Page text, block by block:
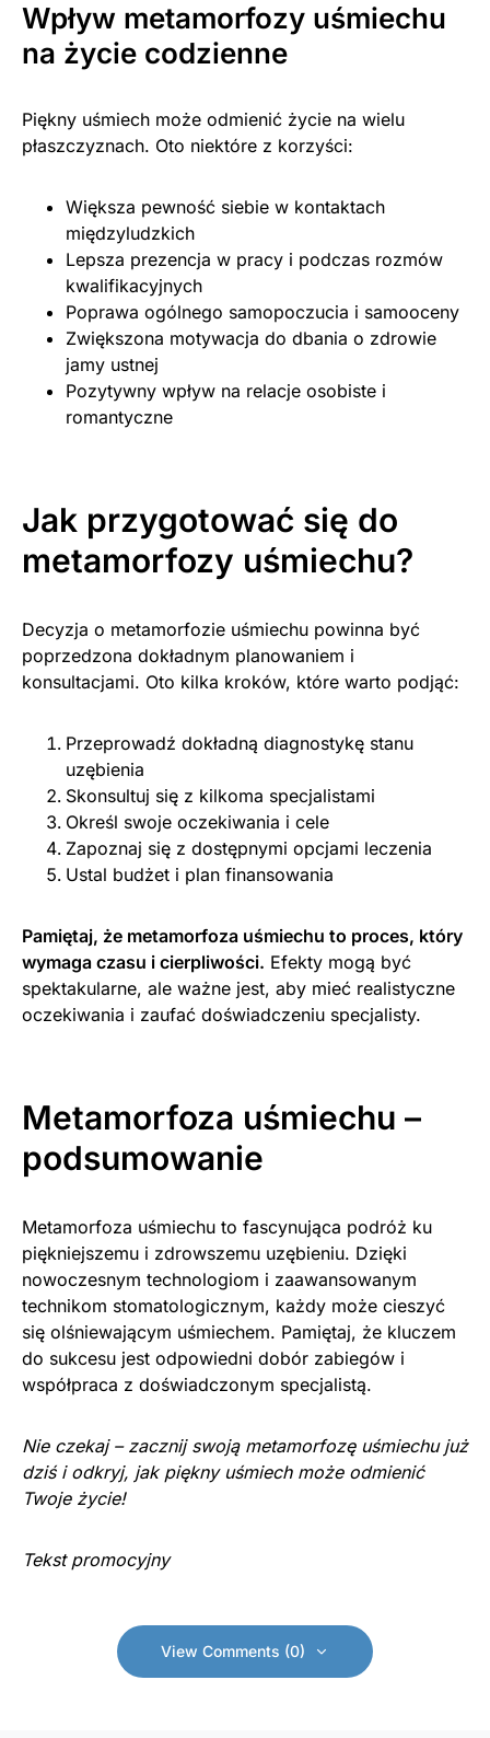
Wpływ metamorfozy uśmiechu
na życie codzienne
Piękny uśmiech może odmienić życie na wielu
płaszczyznach. Oto niektóre z korzyści:
Większa pewność siebie w kontaktach
międzyludzkich
Lepsza prezencja w pracy i podczas rozmów
kwalifikacyjnych
Poprawa ogólnego samopoczucia i samooceny
Zwiększona motywacja do dbania o zdrowie
jamy ustnej
Pozytywny wpływ na relacje osobiste i
romantyczne
Jak przygotować się do
metamorfozy uśmiechu?
Decyzja o metamorfozie uśmiechu powinna być
poprzedzona dokładnym planowaniem i
konsultacjami. Oto kilka kroków, które warto podjąć:
Przeprowadź dokładną diagnostykę stanu
uzębienia
Skonsultuj się z kilkoma specjalistami
Określ swoje oczekiwania i cele
Zapoznaj się z dostępnymi opcjami leczenia
Ustal budżet i plan finansowania
Pamiętaj, że metamorfoza uśmiechu to proces, który
wymaga czasu i cierpliwości. Efekty mogą być
spektakularne, ale ważne jest, aby mieć realistyczne
oczekiwania i zaufać doświadczeniu specjalisty.
Metamorfoza uśmiechu –
podsumowanie
Metamorfoza uśmiechu to fascynująca podróż ku
piękniejszemu i zdrowszemu uzębieniu. Dzięki
nowoczesnym technologiom i zaawansowanym
technikom stomatologicznym, każdy może cieszyć
się olśniewającym uśmiechem. Pamiętaj, że kluczem
do sukcesu jest odpowiedni dobór zabiegów i
współpraca z doświadczonym specjalistą.
Nie czekaj – zacznij swoją metamorfozę uśmiechu już
dziś i odkryj, jak piękny uśmiech może odmienić
Twoje życie!
Tekst promocyjny
View Comments (0)